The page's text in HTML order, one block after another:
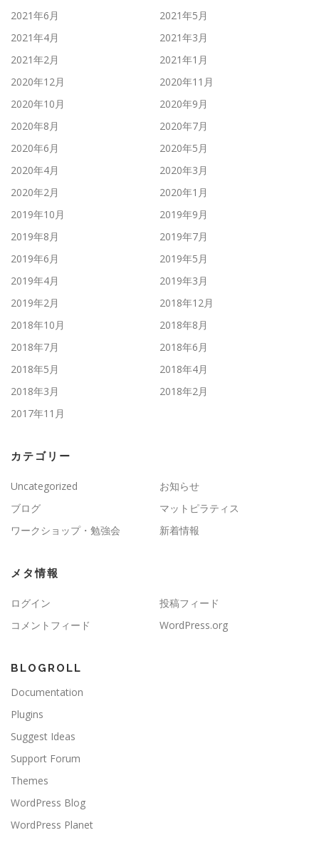
2021年6月
2021年5月
2021年4月
2021年3月
2021年2月
2021年1月
2020年12月
2020年11月
2020年10月
2020年9月
2020年8月
2020年7月
2020年6月
2020年5月
2020年4月
2020年3月
2020年2月
2020年1月
2019年10月
2019年9月
2019年8月
2019年7月
2019年6月
2019年5月
2019年4月
2019年3月
2019年2月
2018年12月
2018年10月
2018年8月
2018年7月
2018年6月
2018年5月
2018年4月
2018年3月
2018年2月
2017年11月
カテゴリー
Uncategorized
お知らせ
ブログ
マットピラティス
ワークショップ・勉強会
新着情報
メタ情報
ログイン
投稿フィード
コメントフィード
WordPress.org
BLOGROLL
Documentation
Plugins
Suggest Ideas
Support Forum
Themes
WordPress Blog
WordPress Planet